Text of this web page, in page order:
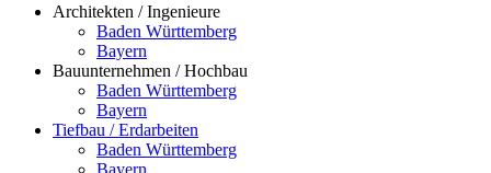
Architekten / Ingenieure
Baden Württemberg
Bayern
Bauunternehmen / Hochbau
Baden Württemberg
Bayern
Tiefbau / Erdarbeiten
Baden Württemberg
Bayern